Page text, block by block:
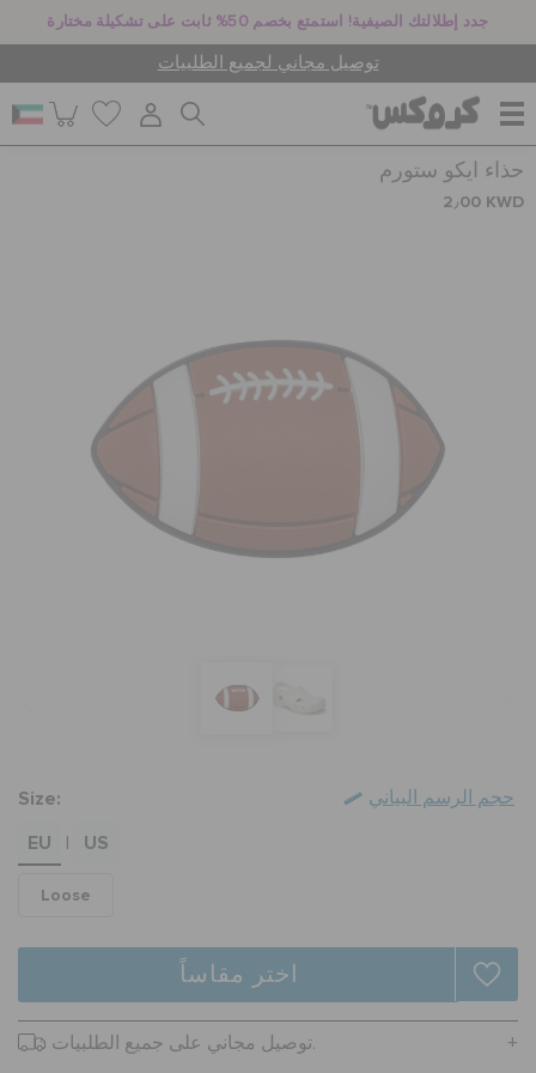
جدد إطلالتك الصيفية! استمتع بخصم 50% ثابت على تشكيلة مختارة
توصيل مجاني لجميع الطلبيات
للنساء
جيبيتز تشارمز
كروكس لمكان العمل
حالة الطلبية
حذاء ايكو ستورم
2٫00 KWD
Size:
EU
| US
Loose
حجم الرسم البياني
اختر مقاساً
توصيل مجاني على جميع الطلبيات.